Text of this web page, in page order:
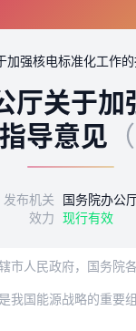
加强核电标准化工作
厅关于加
导意见
发布机关 国务院办公
效力 现行有效
市人民政府，国务院